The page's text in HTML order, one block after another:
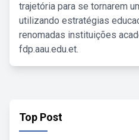
trajetória para se tornarem
utilizando estratégias
renomadas instituições
fdp.aau.edu.et.
Top Post